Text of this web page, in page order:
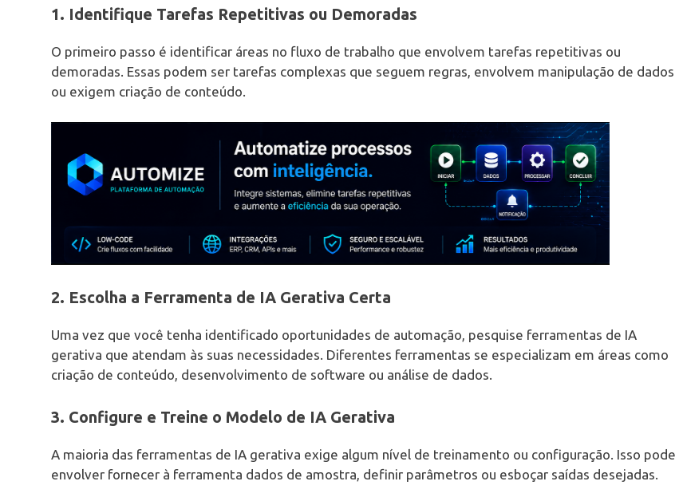
1. Identifique Tarefas Repetitivas ou Demoradas
O primeiro passo é identificar áreas no fluxo de trabalho que envolvem tarefas repetitivas ou
demoradas. Essas podem ser tarefas complexas que seguem regras, envolvem manipulação de dados
ou exigem criação de conteúdo.
2. Escolha a Ferramenta de IA Gerativa Certa
Uma vez que você tenha identificado oportunidades de automação, pesquise ferramentas de IA
gerativa que atendam às suas necessidades. Diferentes ferramentas se especializam em áreas como
criação de conteúdo, desenvolvimento de software ou análise de dados.
3. Configure e Treine o Modelo de IA Gerativa
A maioria das ferramentas de IA gerativa exige algum nível de treinamento ou configuração. Isso pode
envolver fornecer à ferramenta dados de amostra, definir parâmetros ou esboçar saídas desejadas.